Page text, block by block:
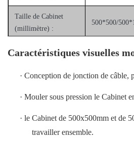
Taille de Cabinet
(millimètre) :
500*500/
La vitesse de
> 1920 hertz
Facile
utilisé pour
Caractéristiques visuelles
· Conception de jonction de câble,
· Mouler sous pression le Cabinet
· le Cabinet de 500x500mm et de
travailler ensemble.